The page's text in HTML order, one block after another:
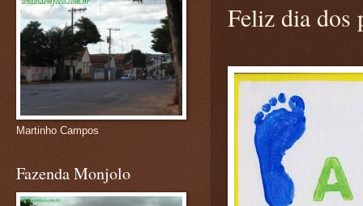
Feliz dia dos
Martinho Campos
Fazenda Monjolo